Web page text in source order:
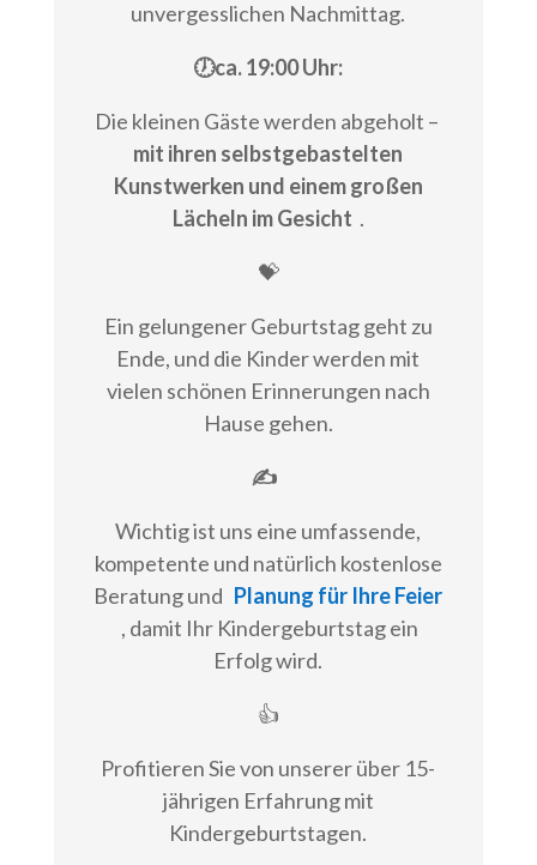
unvergesslichen Nachmittag.
🕖ca. 19:00 Uhr:
Die kleinen Gäste werden abgeholt –
mit ihren selbstgebastelten
Kunstwerken und einem großen
Lächeln im Gesicht .
💝
Ein gelungener Geburtstag geht zu
Ende, und die Kinder werden mit
vielen schönen Erinnerungen nach
Hause gehen.
✍
Wichtig ist uns eine umfassende,
kompetente und natürlich kostenlose
Beratung und Planung für Ihre Feier
, damit Ihr Kindergeburtstag ein
Erfolg wird.
👍
Profitieren Sie von unserer über 15-
jährigen Erfahrung mit
Kindergeburtstagen.